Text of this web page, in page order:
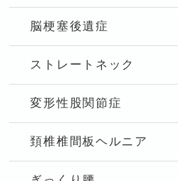
脳梗塞後遺症
ストレートネック
変形性股関節症
頚椎椎間板ヘルニア